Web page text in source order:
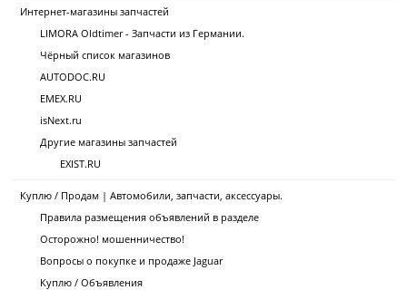
Интернет-магазины запчастей
LIMORA Oldtimer - Запчасти из Германии.
Чёрный список магазинов
AUTODOC.RU
EMEX.RU
isNext.ru
Другие магазины запчастей
EXIST.RU
Куплю / Продам | Автомобили, запчасти, аксессуары.
Правила размещения объявлений в разделе
Осторожно! мошенничество!
Вопросы о покупке и продаже Jaguar
Куплю / Объявления